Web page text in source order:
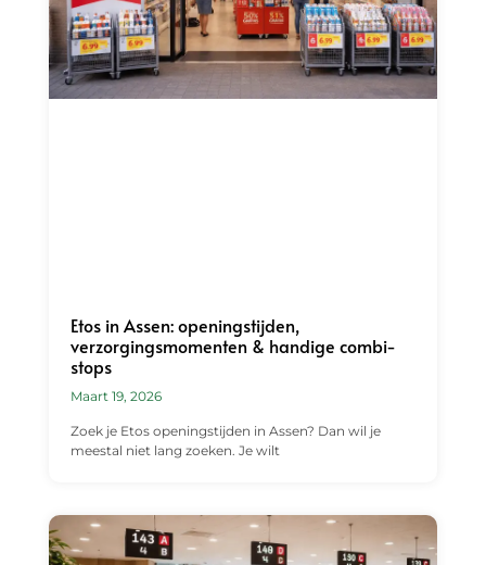
Etos in Assen: openingstijden,
verzorgingsmomenten & handige combi-
stops
Maart 19, 2026
Zoek je Etos openingstijden in Assen? Dan wil je
meestal niet lang zoeken. Je wilt